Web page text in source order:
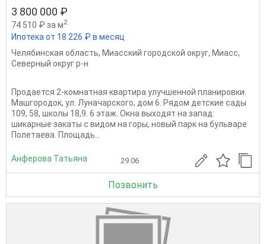
3 800 000 ₽
74 510 ₽ за м2
Ипотека от 18 226 ₽ в месяц
Челябинская область, Миасский городской округ, Миасс,
Северный округ р-н
Продается 2-комнатная квартира улучшенной планировки.
Машгородок, ул. Луначарского, дом 6. Рядом детские сады
109, 58, школы 18,9. 6 этаж. Окна выходят на запад:
шикарные закаты с видом на горы, новый парк на бульваре
Полетаева. Площадь...
Анферова Татьяна 29.06
Позвонить